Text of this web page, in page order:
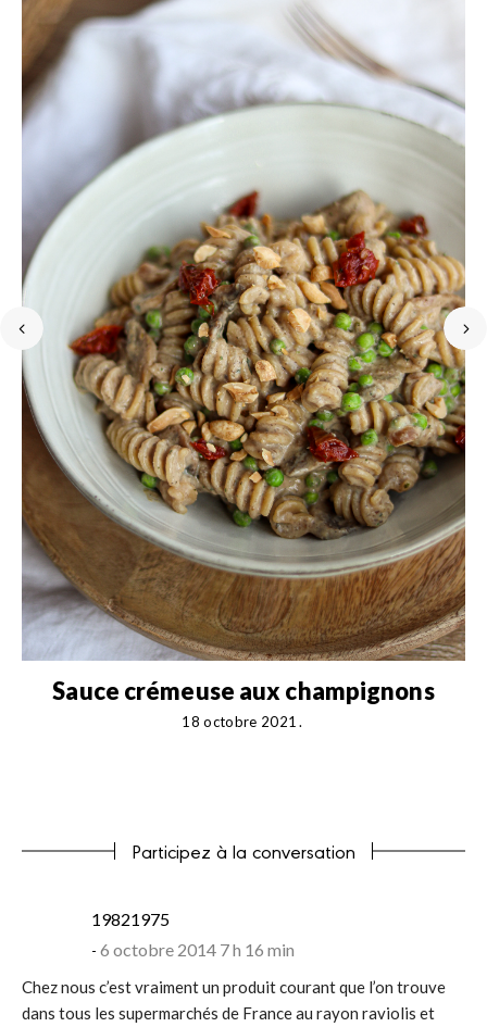
Sauce crémeuse aux champignons
18 octobre 2021
Participez à la conversation
19821975says:
6 octobre 2014 7 h 16 min
Chez nous c’est vraiment un produit courant que l’on trouve
dans tous les supermarchés de France au rayon raviolis et